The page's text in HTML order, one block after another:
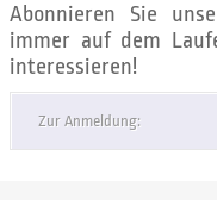
Abonnieren Sie
immer auf dem
interessieren!
Zur Anmeldung: